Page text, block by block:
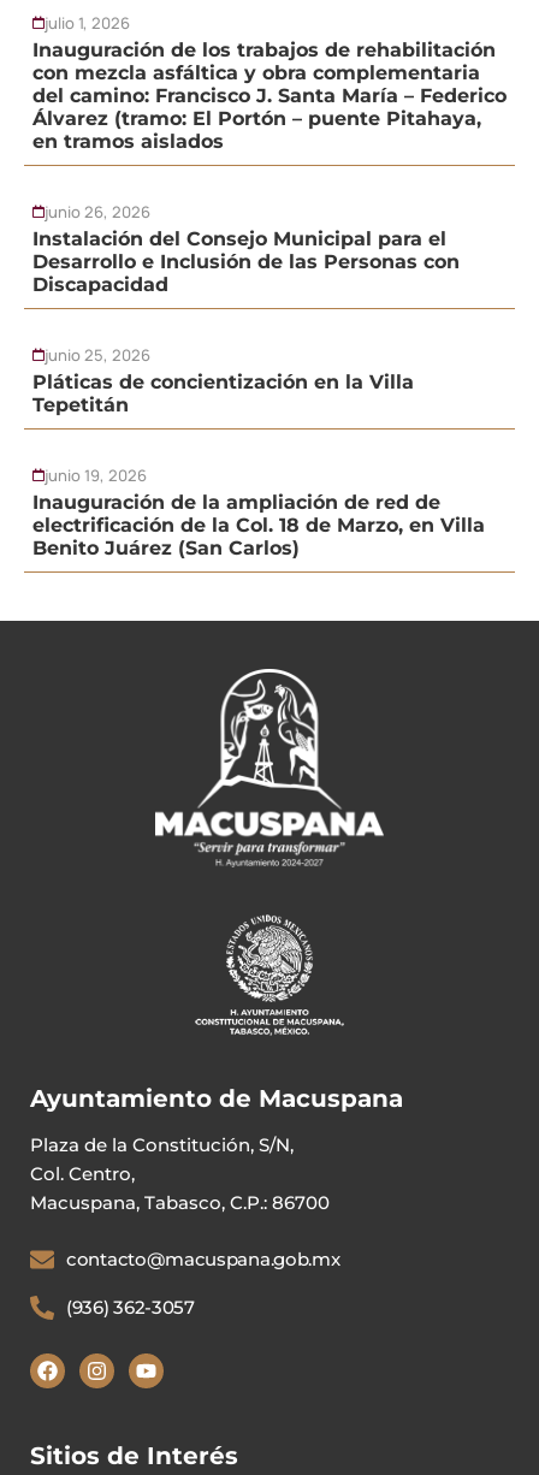
julio 1, 2026
Inauguración de los trabajos de rehabilitación
con mezcla asfáltica y obra complementaria
del camino: Francisco J. Santa María – Federico
Álvarez (tramo: El Portón – puente Pitahaya,
en tramos aislados
junio 26, 2026
Instalación del Consejo Municipal para el
Desarrollo e Inclusión de las Personas con
Discapacidad
junio 25, 2026
Pláticas de concientización en la Villa
Tepetitán
junio 19, 2026
Inauguración de la ampliación de red de
electrificación de la Col. 18 de Marzo, en Villa
Benito Juárez (San Carlos)
Ayuntamiento de Macuspana
Plaza de la Constitución, S/N,
Col. Centro,
Macuspana, Tabasco, C.P.: 86700
contacto@macuspana.gob.mx
(936) 362-3057
Sitios de Interés